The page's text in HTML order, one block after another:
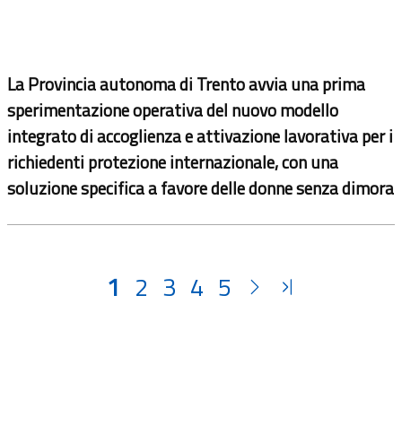
La Provincia autonoma di Trento avvia una prima
sperimentazione operativa del nuovo modello
integrato di accoglienza e attivazione lavorativa per i
richiedenti protezione internazionale, con una
soluzione specifica a favore delle donne senza dimora
1 2 3 4 5